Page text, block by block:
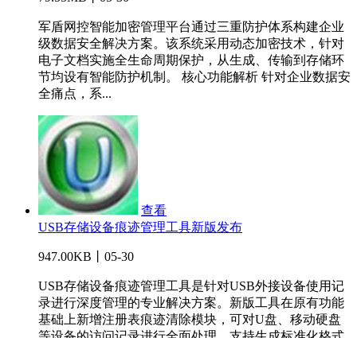
军盾网控智能加密管理平台通过三重防护体系构建企业
级数据安全解决方案。该系统采用动态加密技术，针对
电子文档实施全生命周期保护，从生成、传输到存储环
节均设有智能防护机制。 核心功能解析 针对企业数据安
全痛点，系...
查看
USB存储设备痕迹管理工具新版发布
947.00KB丨05-30
USB存储设备痕迹管理工具是针对USB外接设备使用记
录进行深度管理的专业解决方案。新版工具在原有功能
基础上新增注册表痕迹清除模块，可对U盘、移动硬盘